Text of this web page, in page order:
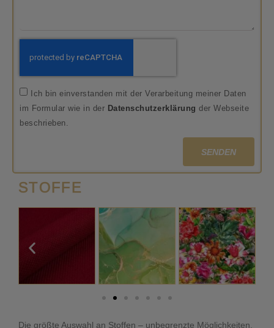
Ich bin einverstanden mit der Verarbeitung meiner Daten
im Formular wie in der Datenschutzerklärung der Webseite
beschrieben.
SENDEN
STOFFE
Die größte Auswahl an Stoffen – unbegrenzte Möglichkeiten.